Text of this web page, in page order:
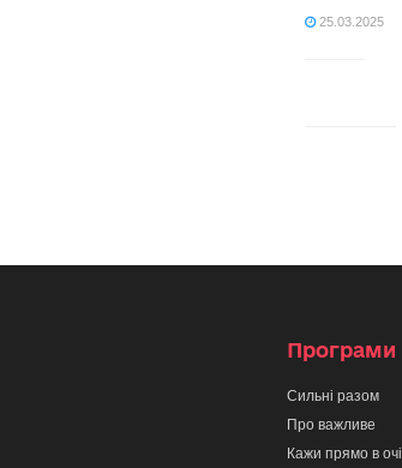
25.03.2025
Програми
Сильні разом
Про важливе
Кажи прямо в очі